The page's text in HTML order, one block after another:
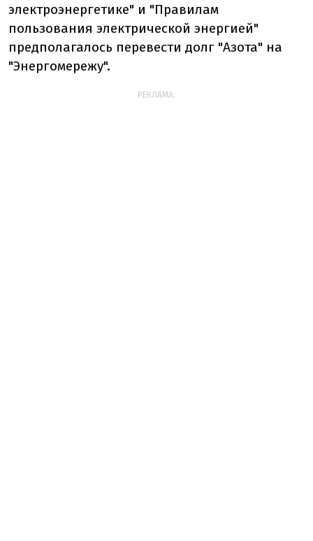
электроэнергетике" и "Правилам
пользования электрической энергией"
предполагалось перевести долг "Азота" на
"Энергомережу".
РЕКЛАМА: